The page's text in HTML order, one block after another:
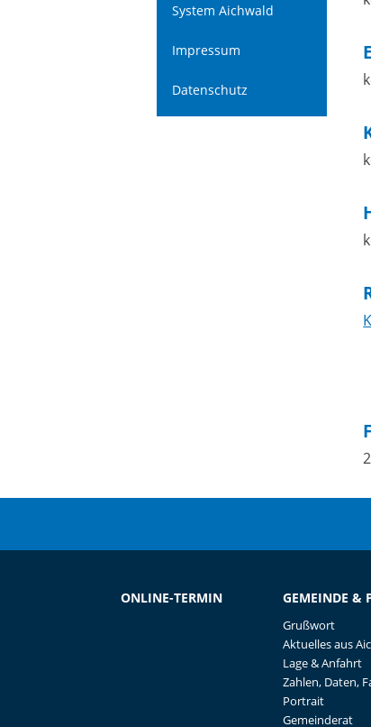
System Aichwald
Impressum
Datenschutz
ONLINE-TERMIN GEMEINDE &
Grußwort
Aktuelles aus
Lage & Anfahrt
Zahlen, Daten,
Portrait
Gemeinderat